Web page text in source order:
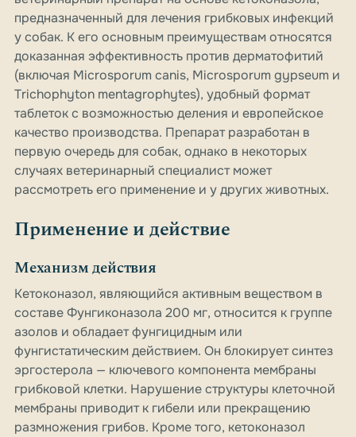
предназначенный для лечения грибковых инфекций
у собак. К его основным преимуществам относятся
доказанная эффективность против дерматофитий
(включая Microsporum canis, Microsporum gypseum и
Trichophyton mentagrophytes), удобный формат
таблеток с возможностью деления и европейское
качество производства. Препарат разработан в
первую очередь для собак, однако в некоторых
случаях ветеринарный специалист может
рассмотреть его применение и у других животных.
Применение и действие
Механизм действия
Кетоконазол, являющийся активным веществом в
составе Фунгиконазола 200 мг, относится к группе
азолов и обладает фунгицидным или
фунгистатическим действием. Он блокирует синтез
эргостерола — ключевого компонента мембраны
грибковой клетки. Нарушение структуры клеточной
мембраны приводит к гибели или прекращению
размножения грибов. Кроме того, кетоконазол